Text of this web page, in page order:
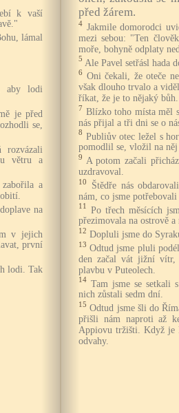
k vaší
lámal
aby lodi
je před
se,
větru a
a
na
v jejich
první
lodi. Tak
před žárem.
4 Jakmile domorodci
mezi sebou: "Ten
moře, bohyně odplaty
5 Ale Pavel setřásl hada
6 Oni čekali, že oteče
však dlouho trvalo a
říkat, že je to nějaký bůh.
7 Blízko toho místa měl
nás přijal a tři dni se o
8 Publiův otec ležel s
pomodlil se, vložil na
9 A potom začali
uzdravoval.
10
Štědře nás
nám, co jsme potřebovali
11 Po třech měsících
přezimovala na ostrově
12 Dopluli jsme do
13 Odtud jsme pluli
den začal vát jižní
plavbu v Puteolech.
14 Tam jsme se setkali
nich zůstali sedm dní.
15 Odtud jsme šli do
přišli nám naproti až
Appiovu tržišti. Když je
odvahy.